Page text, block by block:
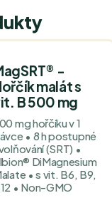
-
malát s
B 500 mg
mg hořčíku v 1
• 8 h postupné
(SRT) •
DiMagnesium
• s vit. B6, B9,
• Non-GMO